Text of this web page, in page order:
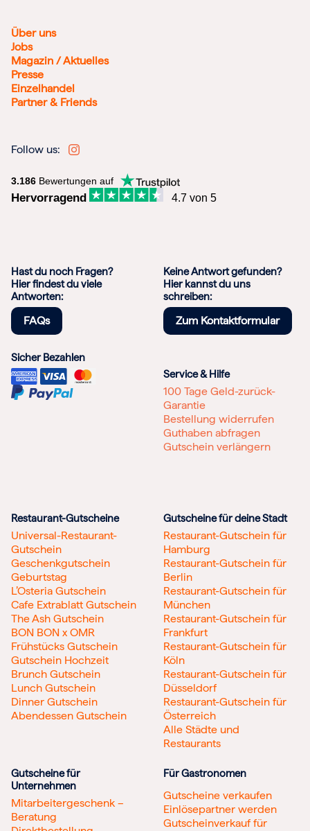
Über uns
Jobs
Magazin / Aktuelles
Presse
Einzelhandel
Partner & Friends
Follow us:
3.186 Bewertungen auf
Hervorragend 4.7 von 5
Hast du noch Fragen?
Hier findest du viele
Antworten:
FAQs
Keine Antwort gefunden?
Hier kannst du uns
schreiben:
Zum Kontaktformular
Sicher Bezahlen
Service & Hilfe
100 Tage Geld-zurück-
Garantie
Bestellung widerrufen
Guthaben abfragen
Gutschein verlängern
Restaurant-Gutscheine
Universal-Restaurant-
Gutschein
Geschenkgutschein
Geburtstag
L’Osteria Gutschein
Cafe Extrablatt Gutschein
The Ash Gutschein
BON BON x OMR
Frühstücks Gutschein
Gutschein Hochzeit
Brunch Gutschein
Lunch Gutschein
Dinner Gutschein
Abendessen Gutschein
Gutscheine für deine Stadt
Restaurant-Gutschein für
Hamburg
Restaurant-Gutschein für
Berlin
Restaurant-Gutschein für
München
Restaurant-Gutschein für
Frankfurt
Restaurant-Gutschein für
Köln
Restaurant-Gutschein für
Düsseldorf
Restaurant-Gutschein für
Österreich
Alle Städte und
Restaurants
Gutscheine für
Unternehmen
Mitarbeitergeschenk –
Beratung
Für Gastronomen
Gutscheine verkaufen
Einlösepartner werden
Gutscheinverkauf für